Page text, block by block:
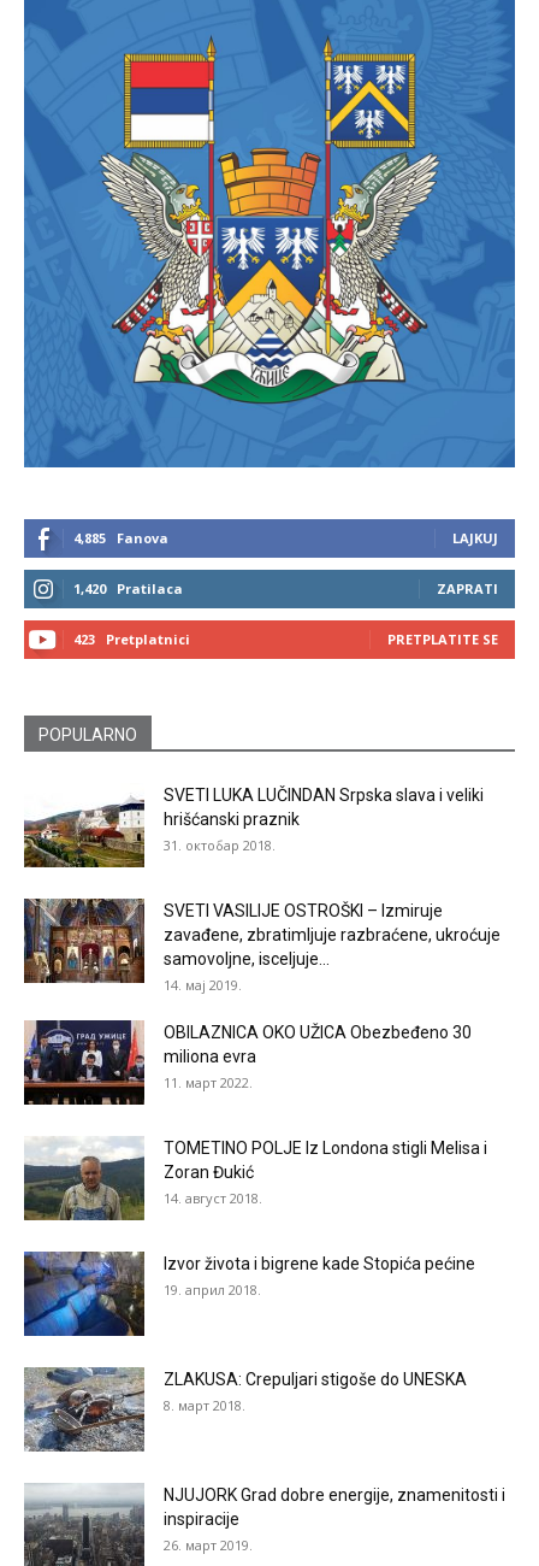
4,885 Fanova LAJKUJ
1,420 Pratilaca ZAPRATI
423 Pretplatnici PRETPLATITE SE
POPULARNO
SVETI LUKA LUČINDAN Srpska slava i veliki
hrišćanski praznik
31. октобар 2018.
SVETI VASILIJE OSTROŠKI – Izmiruje
zavađene, zbratimljuje razbraćene, ukroćuje
samovoljne, isceljuje...
14. мај 2019.
OBILAZNICA OKO UŽICA Obezbeđeno 30
miliona evra
11. март 2022.
TOMETINO POLJE Iz Londona stigli Melisa i
Zoran Đukić
14. август 2018.
Izvor života i bigrene kade Stopića pećine
19. април 2018.
ZLAKUSA: Crepuljari stigoše do UNESKA
8. март 2018.
NJUJORK Grad dobre energije, znamenitosti i
inspiracije
26. март 2019.